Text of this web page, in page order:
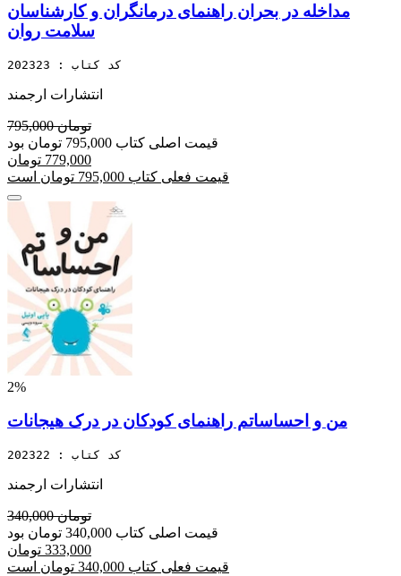
مداخله در بحران راهنمای درمانگران و کارشناسان
سلامت روان
کد کتاب : 202323
انتشارات ارجمند
795,000 تومان
قیمت اصلی کتاب 795,000 تومان بود
779,000 تومان
قیمت فعلی کتاب 795,000 تومان است
2%
من و احساساتم راهنمای کودکان در درک هیجانات
کد کتاب : 202322
انتشارات ارجمند
340,000 تومان
قیمت اصلی کتاب 340,000 تومان بود
333,000 تومان
قیمت فعلی کتاب 340,000 تومان است